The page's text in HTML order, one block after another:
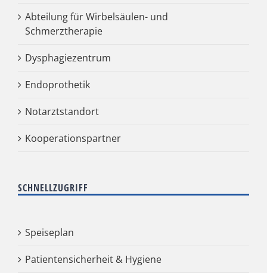
Abteilung für Wirbelsäulen- und
Schmerztherapie
Dysphagiezentrum
Endoprothetik
Notarztstandort
Kooperationspartner
SCHNELLZUGRIFF
Speiseplan
Patientensicherheit & Hygiene